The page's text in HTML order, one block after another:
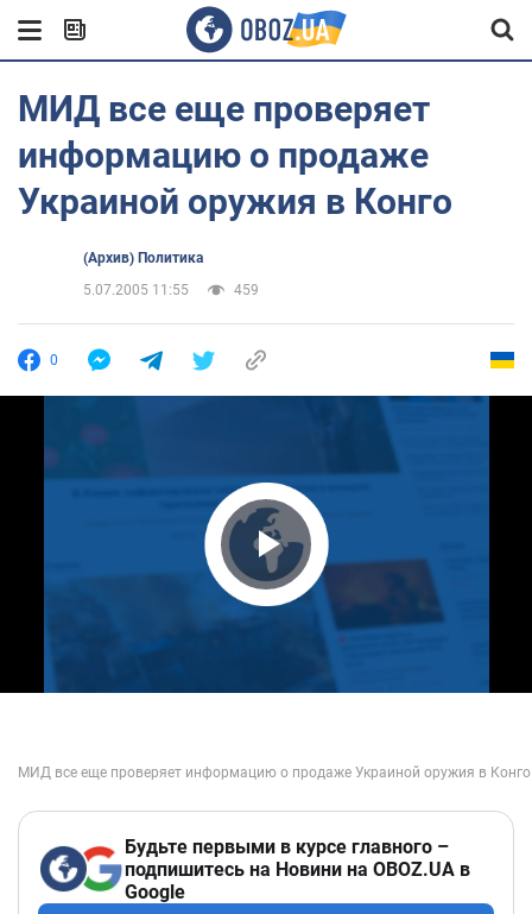
МИД все еще проверяет
информацию о продаже
Украиной оружия в Конго
(Архив) Политика
5.07.2005 11:55
459
0
Play Video
Будьте первыми в курсе главного –
подпишитесь на Новини на OBOZ.UA в
Google